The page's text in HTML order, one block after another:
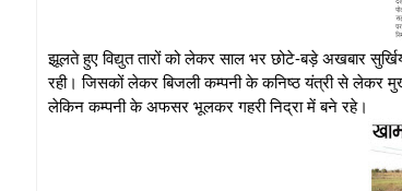
झूलते हुए विद्युत तारों को लेकर साल भर छोटे-बड़े अखबार
रही। जिसकों लेकर बिजली कम्पनी के कनिष्ठ यंत्री से लेकर
लेकिन कम्पनी के अफसर भूलकर गहरी निद्रा में बने रहे।